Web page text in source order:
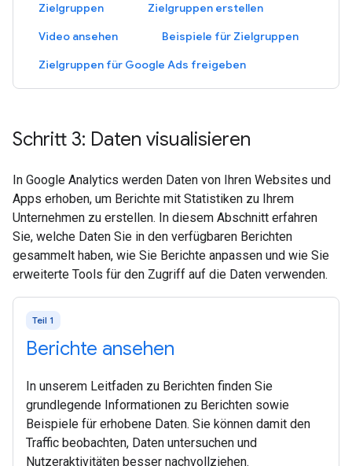
Zielgruppen
Zielgruppen erstellen
Video ansehen
Beispiele für Zielgruppen
Zielgruppen für Google Ads freigeben
Schritt 3: Daten visualisieren
In Google Analytics werden Daten von Ihren Websites und
Apps erhoben, um Berichte mit Statistiken zu Ihrem
Unternehmen zu erstellen. In diesem Abschnitt erfahren
Sie, welche Daten Sie in den verfügbaren Berichten
gesammelt haben, wie Sie Berichte anpassen und wie Sie
erweiterte Tools für den Zugriff auf die Daten verwenden.
Teil 1
Berichte ansehen
In unserem Leitfaden zu Berichten finden Sie
grundlegende Informationen zu Berichten sowie
Beispiele für erhobene Daten. Sie können damit den
Traffic beobachten, Daten untersuchen und
Nutzeraktivitäten besser nachvollziehen.